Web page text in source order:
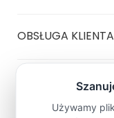
OBSŁUGA KLIENTA
POLITYKA SKLEPU